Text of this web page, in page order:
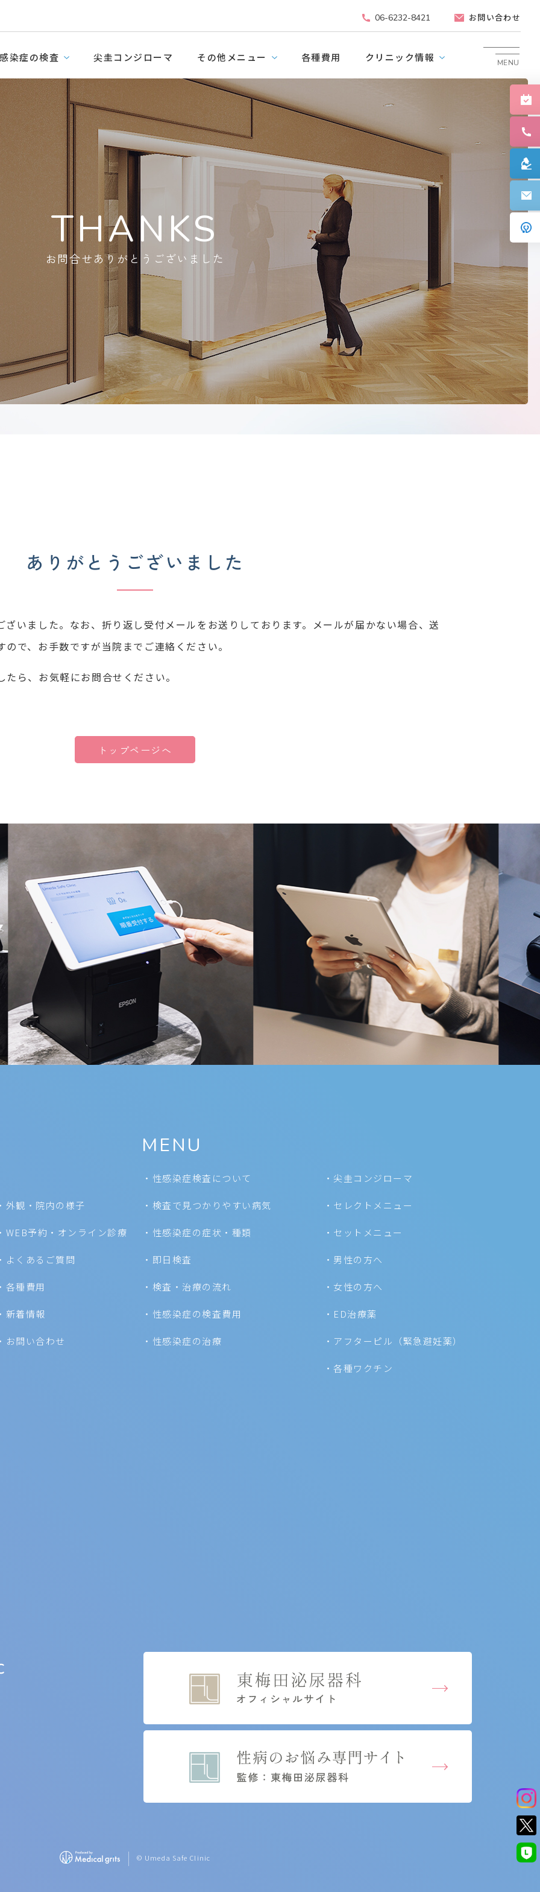
06-6232-8421 お問い合わせ
染症の検査 尖圭コンジローマ その他メニュー 各種費用 クリニック情報 MENU
THANKS
お問合せありがとうございました
ありがとうございました
いました。なお、折り返し受付メールをお送りしております。メールが届かない場合、送
で、お手数ですが当院までご連絡ください。
ら、お気軽にお問合せください。
トップページへ
外観・院内の様子
WEB予約・オンライン診療
よくあるご質問
各種費用
新着情報
お問い合わせ
MENU
性感染症検査について
検査で見つかりやすい病気
性感染症の症状・種類
即日検査
検査・治療の流れ
性感染症の検査費用
性感染症の治療
尖圭コンジローマ
セレクトメニュー
セットメニュー
男性の方へ
女性の方へ
ED治療薬
アフターピル（緊急避妊薬）
各種ワクチン
© Umeda Safe Clinic